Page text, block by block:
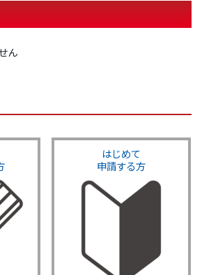
ん
はじめて
申請する方